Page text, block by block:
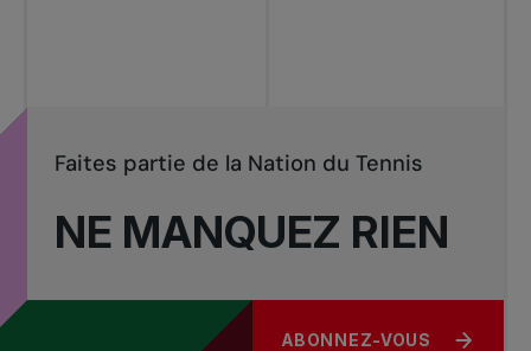
NE MANQUEZ RIEN
Faites partie de la Nation du Tennis
ABONNEZ-VOUS